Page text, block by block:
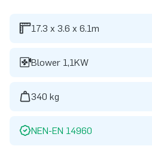
17.3 x 3.6 x 6.1m
Blower 1,1KW
340 kg
NEN-EN 14960